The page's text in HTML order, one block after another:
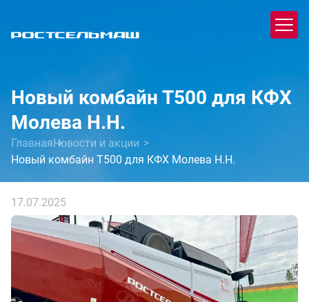
Новый комбайн Т500 для КФХ
Молева Н.Н.
ГлавнаяНовости и акции
Новый комбайн Т500 для КФХ Молева Н.Н.
17.07.2025